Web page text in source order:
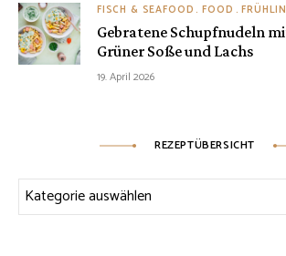
FISCH & SEAFOOD FOOD
Gebratene Schupfnudeln
Grüner Soße und Lachs
19. April 2026
REZEPTÜBERSICHT
Rezeptübersicht